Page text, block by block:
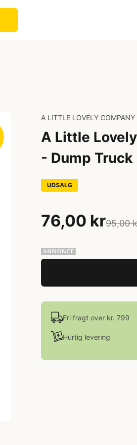
A LITTLE LOVELY COMPANY
A Little
- Dump Truck
UDSALG
76,00 kr95,00
Fri fragt over kr. 799
Hurtig levering